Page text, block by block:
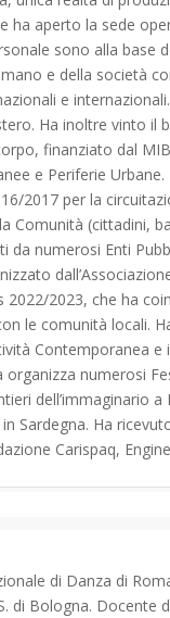
ha aperto la sede
sono alla
e della società
e
Ha inoltre vinto il
finanziato dal
e Periferie
2017 per la
Comunità (cittadini,
numerosi Enti
2023, che ha
le comunità locali.
Contemporanea e
numerosi
dell’immaginario
Sardegna. Ha
Carispaq,
di Danza di
di Bologna. Docente